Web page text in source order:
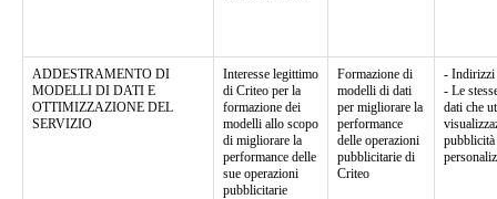
ADDESTRAMENTO DI
MODELLI DI DATI E
OTTIMIZZAZIONE DEL
SERVIZIO
Interesse legittimo
di Criteo per la
formazione dei
modelli allo scopo
di migliorare la
performance delle
sue operazioni
pubblicitarie
Formazione di
modelli di dati
per migliorare la
performance
delle operazioni
pubblicitarie di
Criteo
- Indirizzi
- Le
dati che
pubblicità